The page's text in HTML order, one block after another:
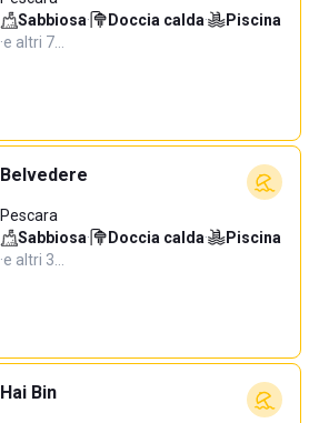
Sabbiosa· Doccia calda·
Piscina
·e altri 7…
Belvedere
Pescara
Sabbiosa· Doccia calda·
Piscina
·e altri 3…
Hai Bin